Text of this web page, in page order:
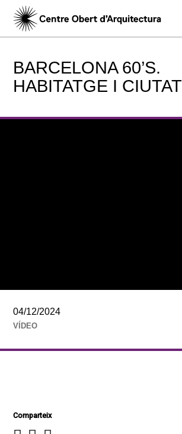
BARCELONA 60’S.
HABITATGE I CIUTAT
04/12/2024
VÍDEO
Comparteix